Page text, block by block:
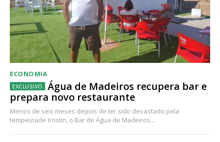
ECONOMIA
Água de Madeiros recupera bar e
prepara novo restaurante
Menos de seis meses depois de ter sido devastado pela
tempestade Kristin, o Bar de Água de Madeiros...